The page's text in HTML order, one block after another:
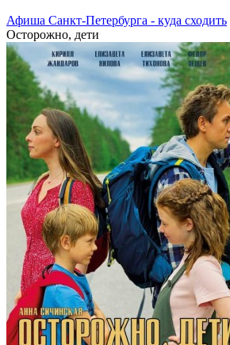
Афиша Санкт-Петербурга - куда сходить
Осторожно, дети